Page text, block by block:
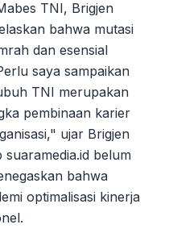
TNI, Brigjen
bahwa mutasi
dan esensial
saya sampaikan
TNI merupakan
pembinaan karier
ujar Brigjen
suaramedia.id belum
bahwa
optimalisasi kinerja